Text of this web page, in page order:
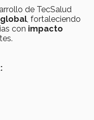
de TecSalud
, fortaleciendo
con impacto